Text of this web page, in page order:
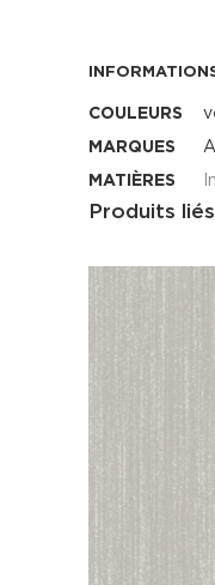
COULEURS
MARQUES
MATIÈRES
Produits liés